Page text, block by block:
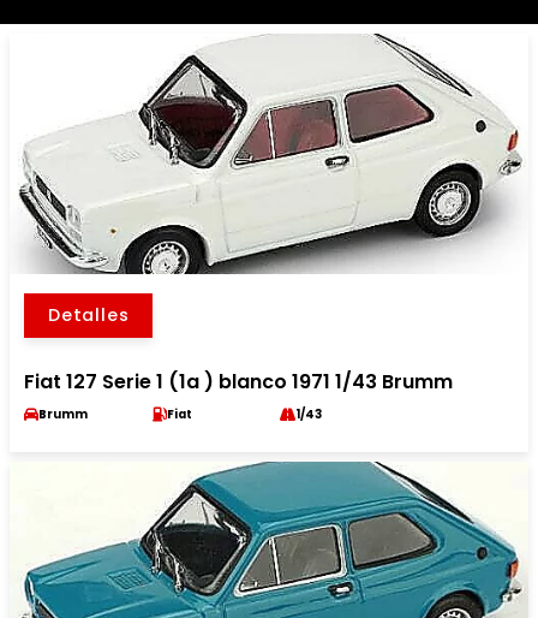
Detalles
Fiat 127 Serie 1 (1a ) blanco 1971 1/43 Brumm
Brumm Fiat 1/43